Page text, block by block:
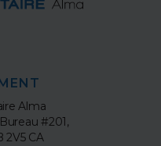
Alma
#201
2V5 CA